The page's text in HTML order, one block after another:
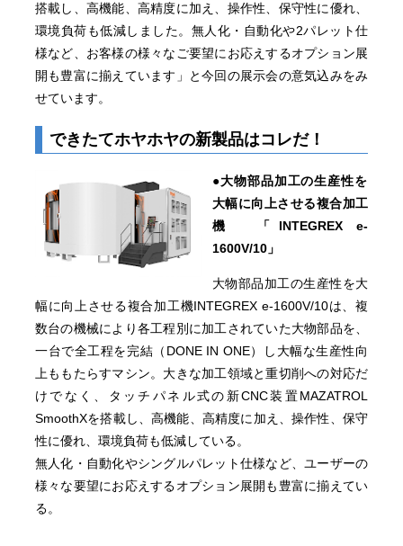
搭載し、高機能、高精度に加え、操作性、保守性に優れ、
環境負荷も低減しました。無人化・自動化や2パレット仕
様など、お客様の様々なご要望にお応えするオプション展
開も豊富に揃えています」と今回の展示会の意気込みをみ
せています。
できたてホヤホヤの新製品はコレだ！
●大物部品加工の生産性を
大幅に向上させる複合加工
機 「INTEGREX e-
1600V/10」
大物部品加工の生産性を大
幅に向上させる複合加工機INTEGREX e-1600V/10は、複
数台の機械により各工程別に加工されていた大物部品を、
一台で全工程を完結（DONE IN ONE）し大幅な生産性向
上ももたらすマシン。大きな加工領域と重切削への対応だ
けでなく、タッチパネル式の新CNC装置MAZATROL
SmoothXを搭載し、高機能、高精度に加え、操作性、保守
性に優れ、環境負荷も低減している。
無人化・自動化やシングルパレット仕様など、ユーザーの
様々な要望にお応えするオプション展開も豊富に揃えてい
る。